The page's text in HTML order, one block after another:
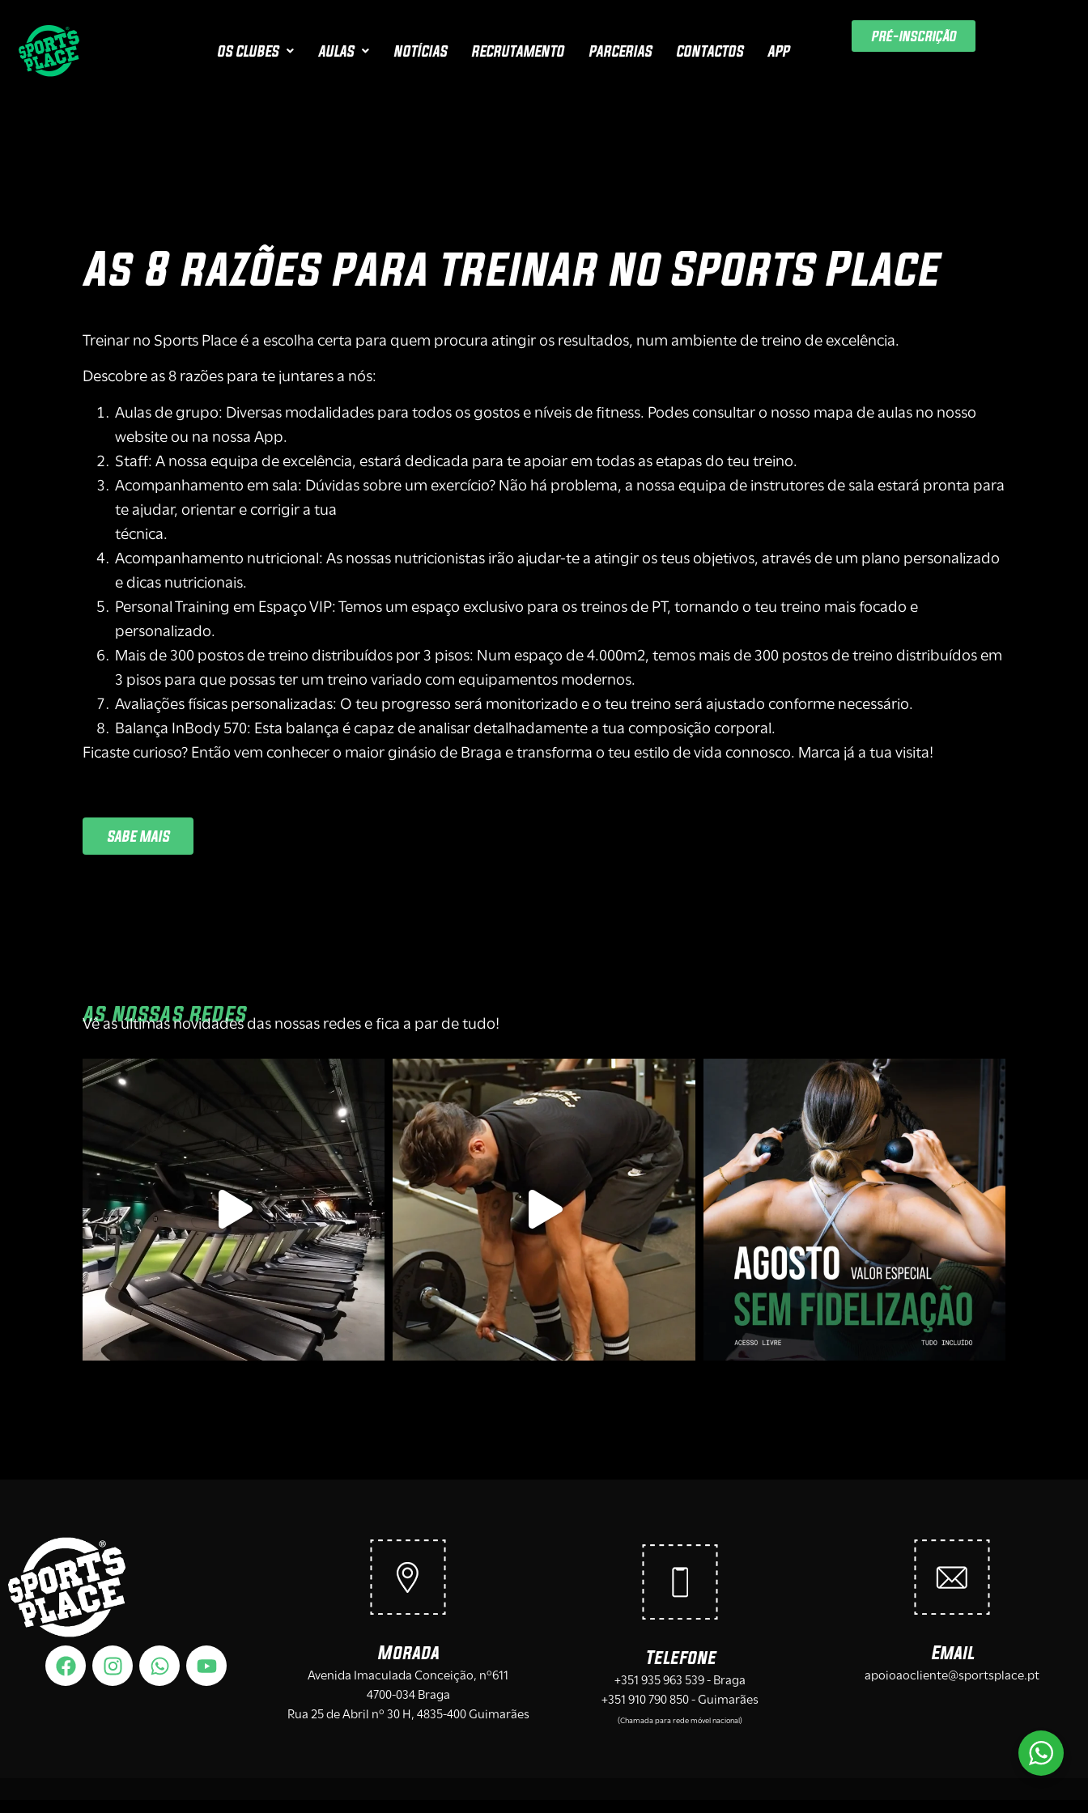
OS CLUBES AULAS NOTÍCIAS RECRUTAMENTO PARCERIAS CONTACTOS APP
PRÉ-INSCRIÇÃO
As 8 razões para treinar no Sports Place
Treinar no Sports Place é a escolha certa para quem procura atingir os resultados, num ambiente de treino de excelência.
Descobre as 8 razões para te juntares a nós:
Aulas de grupo: Diversas modalidades para todos os gostos e níveis de fitness. Podes consultar o nosso mapa de aulas no nosso
website ou na nossa App.
Staff: A nossa equipa de excelência, estará dedicada para te apoiar em todas as etapas do teu treino.
Acompanhamento em sala: Dúvidas sobre um exercício? Não há problema, a nossa equipa de instrutores de sala estará pronta para
te ajudar, orientar e corrigir a tua
técnica.
Acompanhamento nutricional: As nossas nutricionistas irão ajudar-te a atingir os teus objetivos, através de um plano personalizado
e dicas nutricionais.
Personal Training em Espaço VIP: Temos um espaço exclusivo para os treinos de PT, tornando o teu treino mais focado e
personalizado.
Mais de 300 postos de treino distribuídos por 3 pisos: Num espaço de 4.000m2, temos mais de 300 postos de treino distribuídos em
3 pisos para que possas ter um treino variado com equipamentos modernos.
Avaliações físicas personalizadas: O teu progresso será monitorizado e o teu treino será ajustado conforme necessário.
Balança InBody 570: Esta balança é capaz de analisar detalhadamente a tua composição corporal.
Ficaste curioso? Então vem conhecer o maior ginásio de Braga e transforma o teu estilo de vida connosco. Marca já a tua visita!
SABE MAIS
AS NOSSAS REDES
Vê as últimas novidades das nossas redes e fica a par de tudo!
Morada
Avenida Imaculada Conceição, nº611
4700-034 Braga
Rua 25 de Abril nº 30 H, 4835-400 Guimarães
Telefone
+351 935 963 539 - Braga
+351 910 790 850 - Guimarães
(Chamada para rede móvel nacional)
Email
apoioaocliente@sportsplace.pt